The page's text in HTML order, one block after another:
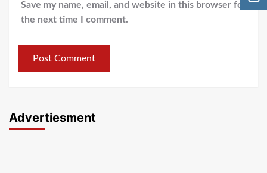
Save my name, email, and website in this browser for
the next time I comment.
Advertiesment